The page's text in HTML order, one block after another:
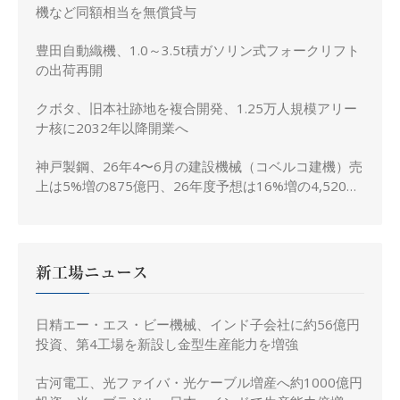
機など同額相当を無償貸与
豊田自動織機、1.0～3.5t積ガソリン式フォークリフト
の出荷再開
クボタ、旧本社跡地を複合開発、1.25万人規模アリー
ナ核に2032年以降開業へ
神戸製鋼、26年4〜6月の建設機械（コベルコ建機）売
上は5%増の875億円、26年度予想は16%増の4,520億
新工場ニュース
日精エー・エス・ビー機械、インド子会社に約56億円
投資、第4工場を新設し金型生産能力を増強
古河電工、光ファイバ・光ケーブル増産へ約1000億円